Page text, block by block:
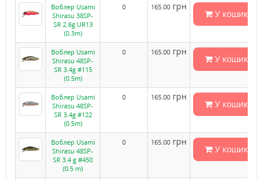
Воблер Usami
Shirasu 38SP-
SR 2.6g UR13
(0.3m)
0 165.00 грн
У кошик
Воблер Usami
Shirasu 48SP-
SR 3.4g #115
(0.5m)
0 165.00 грн
У кошик
Воблер Usami
Shirasu 48SP-
SR 3.4g #122
(0.5m)
0 165.00 грн
У кошик
Воблер Usami
Shirasu 48SP-
SR 3.4 g #450
(0.5 m)
0 165.00 грн
У кошик